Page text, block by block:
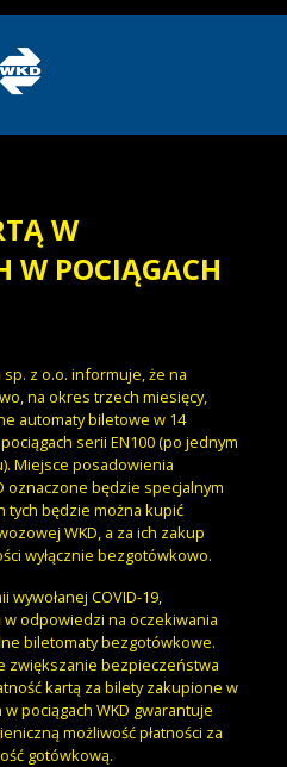
W
W POCIĄGACH
z o.o. informuje, że na
na okres trzech miesięcy,
automaty biletowe w 14
serii EN100 (po jednym
Miejsce posadowienia
oznaczone będzie specjalnym
tych będzie można kupić
WKD, a za ich zakup
wyłącznie bezgotówkowo.
COVID-19,
odpowiedzi na oczekiwania
biletomaty bezgotówkowe.
zwiększanie bezpieczeństwa
kartą za bilety zakupione w
pociągach WKD gwarantuje
możliwość płatności za
gotówkową.